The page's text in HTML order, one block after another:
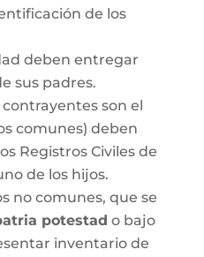
de los
deben entregar
sus padres.
son el
comunes) deben
Registros Civiles de
de los hijos.
no comunes, que se
potestad o bajo
inventario de